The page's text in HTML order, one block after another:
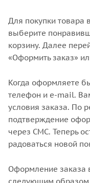
Для покупки товара
выберите
корзину. Далее
«Оформить заказ»
Когда оформляете
телефон и e-mail.
условия заказа. По
подтверждение
через СМС. Теперь
радоваться новой
Оформление заказа